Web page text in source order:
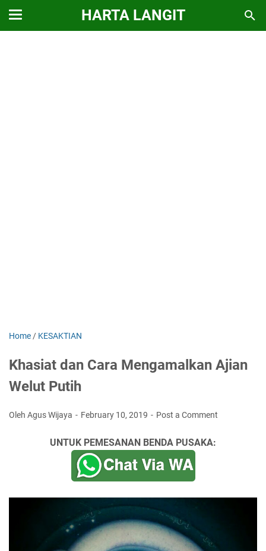
HARTA LANGIT
Home / KESAKTIAN
Khasiat dan Cara Mengamalkan Ajian
Welut Putih
Oleh Agus Wijaya February 10, 2019 Post a Comment
UNTUK PEMESANAN BENDA PUSAKA: